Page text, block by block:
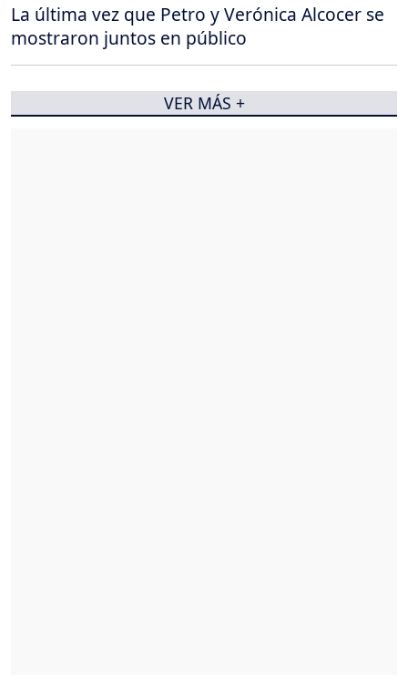
La última vez que Petro y Verónica Alcocer se
mostraron juntos en público
VER MÁS +